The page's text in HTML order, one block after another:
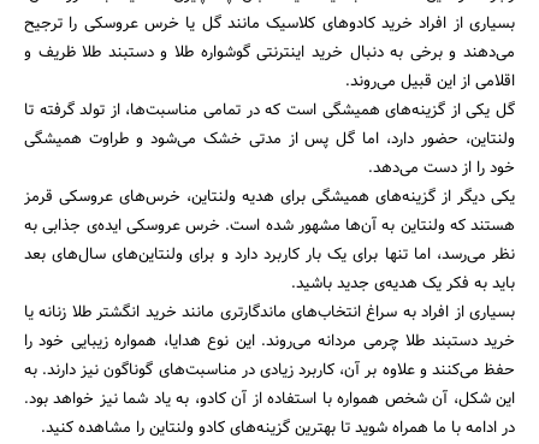
بسیاری از افراد خرید کادوهای کلاسیک مانند گل یا خرس عروسکی را ترجیح
می‌دهند و برخی به دنبال خرید اینترنتی گوشواره طلا و دستبند طلا ظریف و
اقلامی از این قبیل می‌روند.
گل یکی از گزینه‌های همیشگی است که در تمامی مناسبت‌ها، از تولد گرفته تا
ولنتاین، حضور دارد، اما گل پس از مدتی خشک می‌شود و طراوت همیشگی
خود را از دست می‌دهد.
یکی دیگر از گزینه‌های همیشگی برای هدیه ولنتاین، خرس‌های عروسکی قرمز
هستند که ولنتاین به آن‌ها مشهور شده است. خرس عروسکی ایده‌ی جذابی به
نظر می‌رسد، اما تنها برای یک بار کاربرد دارد و برای ولنتاین‌های سال‌های بعد
باید به فکر یک هدیه‌ی جدید باشید.
بسیاری از افراد به سراغ انتخاب‌های ماندگارتری مانند خرید انگشتر طلا زنانه یا
خرید دستبند طلا چرمی مردانه می‌روند. این نوع هدایا، همواره زیبایی خود را
حفظ می‌کنند و علاوه بر آن، کاربرد زیادی در مناسبت‌های گوناگون نیز دارند. به
این شکل، آن شخص همواره با استفاده از آن کادو، به یاد شما نیز خواهد بود.
در ادامه با ما همراه شوید تا بهترین گزینه‌های کادو ولنتاین را مشاهده کنید.